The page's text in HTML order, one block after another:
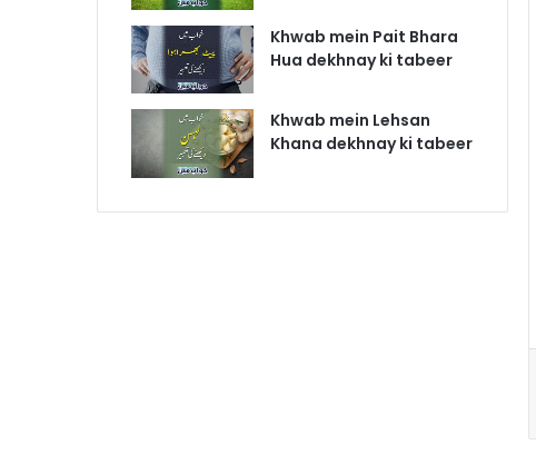
Khwab mein Pait Bhara
Hua dekhnay ki tabeer
Khwab mein Lehsan
Khana dekhnay ki tabeer